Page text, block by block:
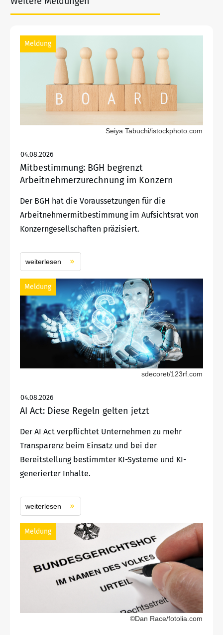
Meldung
Seiya Tabuchi/istockphoto.com
04.08.2026
Mitbestimmung: BGH begrenzt
Arbeitnehmerzurechnung im Konzern
Der BGH hat die Voraussetzungen für die
Arbeitnehmermitbestimmung im Aufsichtsrat von
Konzerngesellschaften präzisiert.
weiterlesen
Meldung
sdecoret/123rf.com
04.08.2026
AI Act: Diese Regeln gelten jetzt
Der AI Act verpflichtet Unternehmen zu mehr
Transparenz beim Einsatz und bei der
Bereitstellung bestimmter KI-Systeme und KI-
generierter Inhalte.
weiterlesen
Meldung
©Dan Race/fotolia.com